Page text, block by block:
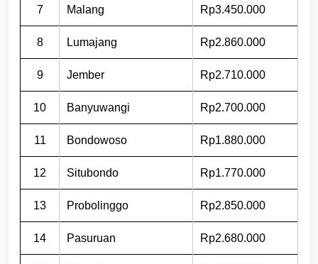
7 Malang Rp3.450.000
8 Lumajang Rp2.860.000
9 Jember Rp2.710.000
10 Banyuwangi Rp2.700.000
11 Bondowoso Rp1.880.000
12 Situbondo Rp1.770.000
13 Probolinggo Rp2.850.000
14 Pasuruan Rp2.680.000